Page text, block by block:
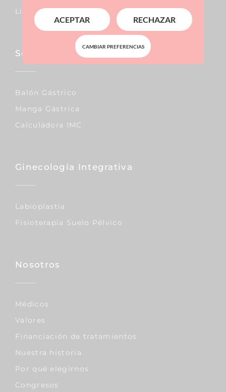
Liposucción
Sobrepeso & Obesidad
Balón Gástrico
Manga Gástrica
Calculadora IMC
Ginecología Integrativa
Labioplastia
Fisioterapia Suelo Pélvico
Nosotros
Médicos
Valores
Financiación de tratamientos
Nuestra historia
Por qué elegirnos
Congresos
ACEPTAR RECHAZAR
CAMBIAR PREFERENCIAS